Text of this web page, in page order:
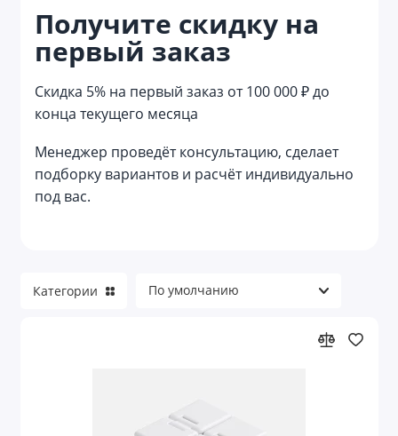
Получите скидку на
первый заказ
Скидка 5% на первый заказ от 100 000 ₽ до
конца текущего месяца
Менеджер проведёт консультацию, сделает
подборку вариантов и расчёт индивидуально
под вас.
Reflector
Reviver
Welcome pack
Аксессуары для велосипеда
Аксессуары для красоты
Аксессуары для чтения
Категории